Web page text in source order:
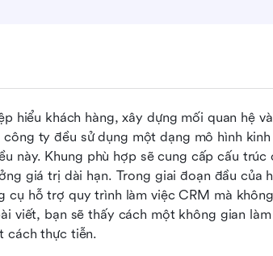
hiểu khách hàng, xây dựng mối quan hệ
ty đều sử dụng một dạng mô hình kinh
này. Khung phù hợp sẽ cung cấp cấu trúc
giá trị dài hạn. Trong giai đoạn đầu của
cụ hỗ trợ quy trình làm việc CRM mà
viết, bạn sẽ thấy cách một không gian
cách thực tiễn.